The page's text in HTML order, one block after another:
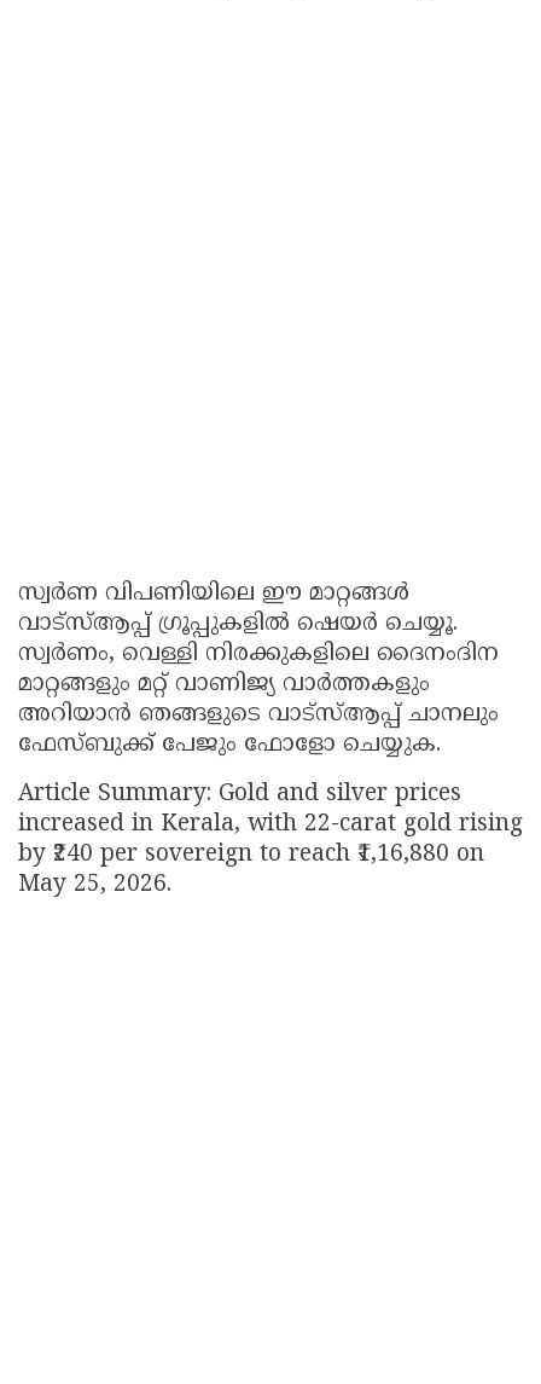
സ്വര്‍ണ വിപണിയിലെ ഈ മാറ്റങ്ങള്‍
വാട്സ്ആപ്പ് ഗ്രൂപ്പുകളില്‍ ഷെയര്‍ ചെയ്യൂ.
സ്വര്‍ണം, വെള്ളി നിരക്കുകളിലെ ദൈനംദിന
മാറ്റങ്ങളും മറ്റ് വാണിജ്യ വാര്‍ത്തകളും
അറിയാന്‍ ഞങ്ങളുടെ വാട്സ്ആപ്പ് ചാനലും
ഫേസ്ബുക്ക് പേജും ഫോളോ ചെയ്യുക.
Article Summary: Gold and silver prices
increased in Kerala, with 22-carat gold rising
by ₹240 per sovereign to reach ₹1,16,880 on
May 25, 2026.